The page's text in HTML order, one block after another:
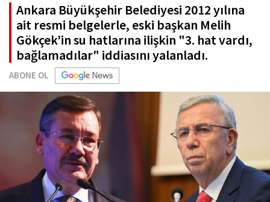
Ankara Büyükşehir Belediyesi 2012 yılına
ait resmi belgelerle, eski başkan Melih
Gökçek’in su hatlarına ilişkin "3. hat vardı,
bağlamadılar" iddiasını yalanladı.
ABONE OL